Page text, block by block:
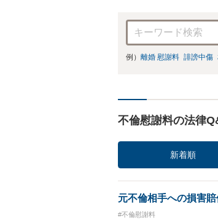
例） 離婚 慰謝料 誹謗中傷
不倫慰謝料の法律
新着順
元不倫相手への損害
#不倫慰謝料